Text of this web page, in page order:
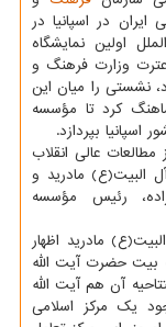
ایران در اسپانیا در
اولین نمایشگاه
وزارت فرهنگ و
نشستی را میان این
کرد تا مؤسسه
اسپانیا بپردازد.
عالی انقلاب
البیت(ع) مادرید و
رئیس مؤسسه
مادرید اظهار
عنایت و توجه بیت حضرت آیت الله
آن هم آیت الله
یک مرکز اسلامی